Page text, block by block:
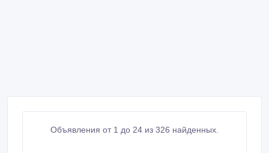
Объявления от 1 до 24 из 326 найденных.